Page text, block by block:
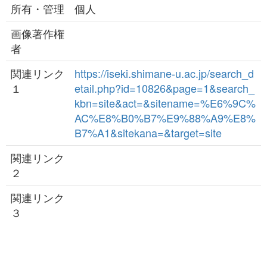
所有・管理
個人
画像著作権
者
関連リンク
１
https://iseki.shimane-u.ac.jp/search_d
etail.php?id=10826&page=1&search_
kbn=site&act=&sitename=%E6%9C%
AC%E8%B0%B7%E9%88%A9%E8%
B7%A1&sitekana=&target=site
関連リンク
２
関連リンク
３